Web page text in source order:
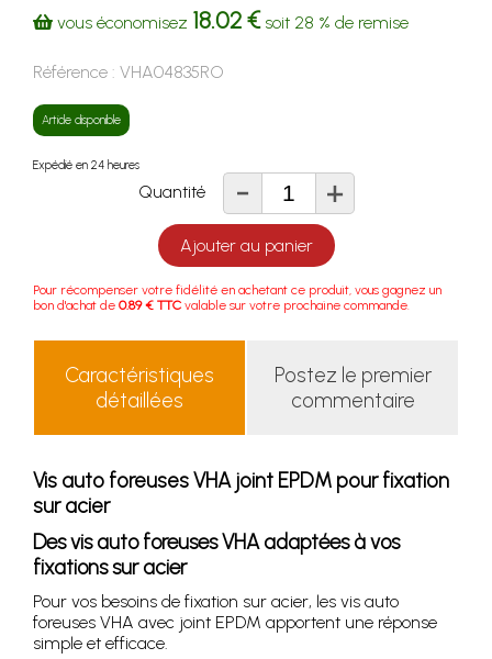
vous économisez 18.02 €soit 28 % de remise
Référence : VHA04835RO
Article disponible
Expédié en 24 heures
Quantité - +
Ajouter au panier
Pour récompenser votre fidélité en achetant ce produit, vous gagnez un
bon d'achat de 0.89 € TTC valable sur votre prochaine commande.
Caractéristiques
détaillées
Postez le premier
commentaire
Vis auto foreuses VHA joint EPDM pour fixation
sur acier
Des vis auto foreuses VHA adaptées à vos
fixations sur acier
Pour vos besoins de fixation sur acier, les vis auto
foreuses VHA avec joint EPDM apportent une réponse
simple et efficace.